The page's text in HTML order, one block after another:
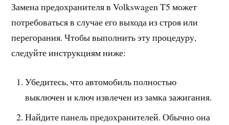
Замена предохранителя в Volkswagen T5 может
потребоваться в случае его выхода из строя или
перегорания. Чтобы выполнить эту процедуру,
следуйте инструкциям ниже:
Убедитесь, что автомобиль полностью
выключен и ключ извлечен из замка зажигания.
Найдите панель предохранителей. Обычно она